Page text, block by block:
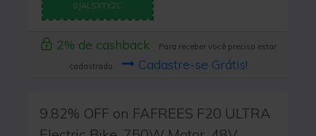
8JALSXTY2C
2% de cashback
Para receber você precisa estar
cadastrado
Cadastre-se Grátis!
9.82% OFF on FAFREES F20 ULTRA